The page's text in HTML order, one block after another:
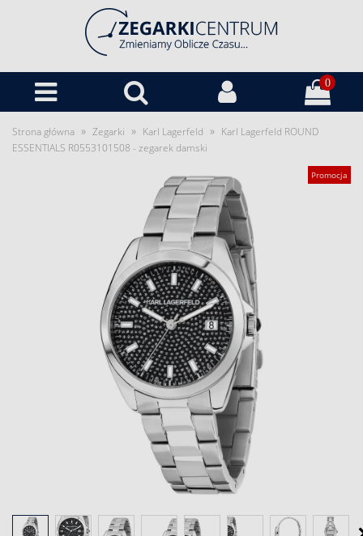
0
Strona główna » Zegarki » Karl Lagerfeld » Karl Lagerfeld ROUND
ESSENTIALS R0553101508 - zegarek damski
Promocja